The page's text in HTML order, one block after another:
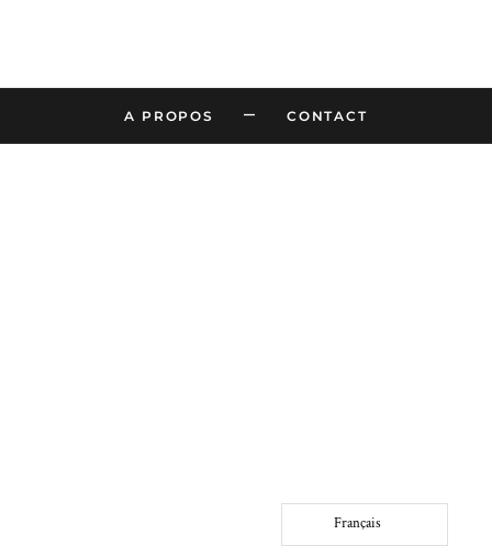
A PROPOS – CONTACT
Français